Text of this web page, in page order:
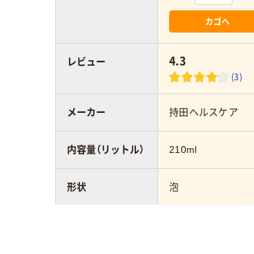
カゴへ
4.3
(3)
持田ヘルスケア
210ml
泡
レビュー
メーカー
内容量（リットル）
形状